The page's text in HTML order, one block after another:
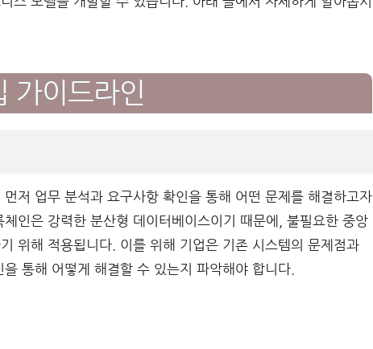
가이드라인
저 업무 분석과 요구사항 확인을 통해 어떤 문제를 해결하고자
인은 강력한 분산형 데이터베이스이기 때문에, 불필요한 중앙
위해 적용됩니다. 이를 위해 기업은 기존 시스템의 문제점과
통해 어떻게 해결할 수 있는지 파악해야 합니다.